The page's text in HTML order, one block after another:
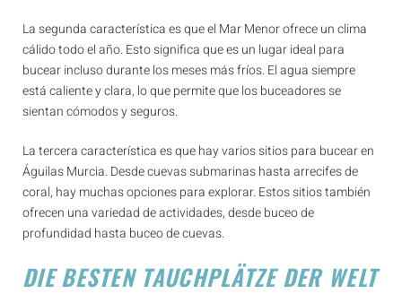
La segunda característica es que el Mar Menor ofrece un clima
cálido todo el año. Esto significa que es un lugar ideal para
bucear incluso durante los meses más fríos. El agua siempre
está caliente y clara, lo que permite que los buceadores se
sientan cómodos y seguros.
La tercera característica es que hay varios sitios para bucear en
Águilas Murcia. Desde cuevas submarinas hasta arrecifes de
coral, hay muchas opciones para explorar. Estos sitios también
ofrecen una variedad de actividades, desde buceo de
profundidad hasta buceo de cuevas.
DIE BESTEN TAUCHPLÄTZE DER WELT